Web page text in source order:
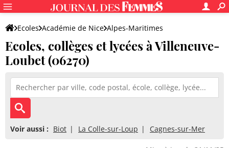
Ecoles Académie de Nice Alpes-Maritimes
Ecoles, collèges et lycées à Villeneuve-
Loubet (06270)
Voir aussi : Biot La Colle-sur-Loup Cagnes-sur-Mer